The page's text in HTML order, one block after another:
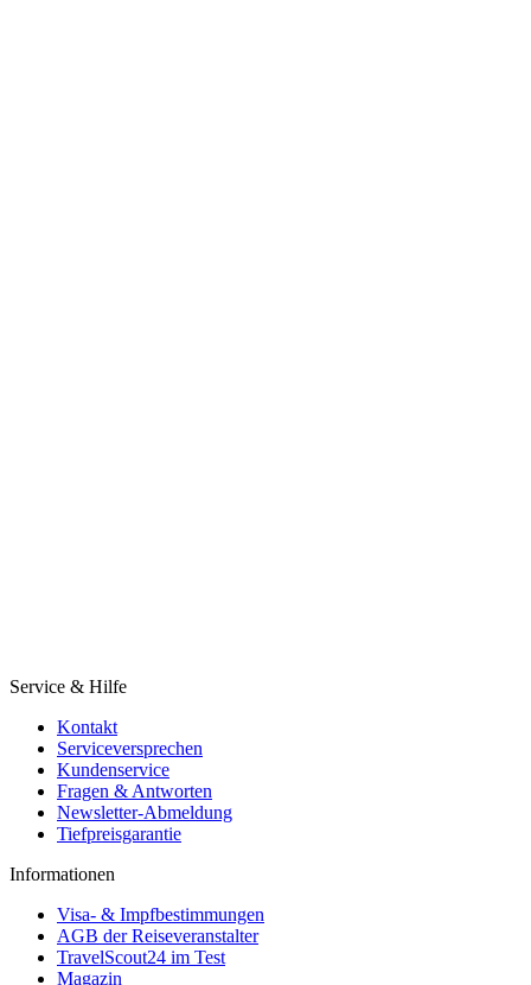
Service & Hilfe
Kontakt
Serviceversprechen
Kundenservice
Fragen & Antworten
Newsletter-Abmeldung
Tiefpreisgarantie
Informationen
Visa- & Impfbestimmungen
AGB der Reiseveranstalter
TravelScout24 im Test
Magazin